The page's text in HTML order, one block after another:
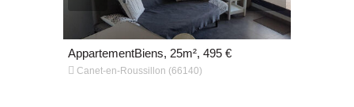
AppartementBiens, 25m², 495 €
 Canet-en-Roussillon (66140)